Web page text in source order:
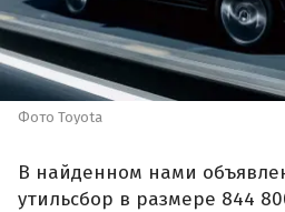
Фото Toyota
В найденном нами
утильсбор в размере 844